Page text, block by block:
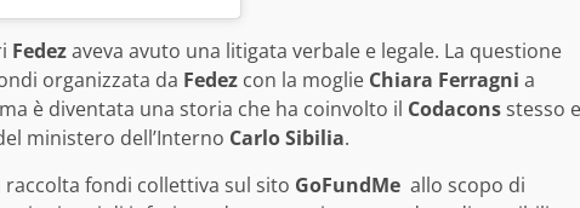
Fedezaveva avuto una litigata verbale e legale. La questione
organizzata da Fedez con la moglie Chiara Ferragni a
è diventata una storia che ha coinvolto il Codaconsstesso e
ministero dell’Interno Carlo Sibilia.
raccolta fondi collettiva sul sito GoFundMe allo scopo di